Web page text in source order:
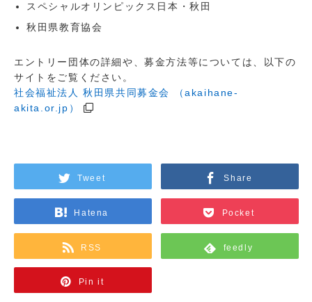
スペシャルオリンピックス日本・秋田
秋田県教育協会
エントリー団体の詳細や、募金方法等については、以下の
サイトをご覧ください。
社会福祉法人 秋田県共同募金会 （akaihane-
akita.or.jp）
Tweet Share
Hatena Pocket
RSS feedly
Pin it